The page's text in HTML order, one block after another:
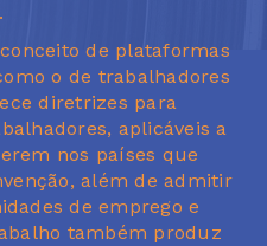
de plataformas
o de trabalhadores
diretrizes para
aplicáveis a
nos países que
além de admitir
de emprego e
também produz